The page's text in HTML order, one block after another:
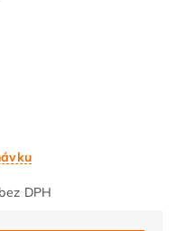
611,57 Kč bez DPH